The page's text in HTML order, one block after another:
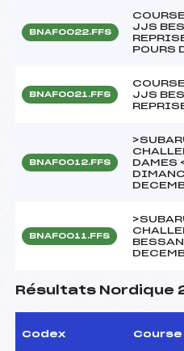
BNAF0022.FFS
JJS
POURS
BNAF0021.FFS
JJS
BNAF0012.FFS
DAMES
BNAF0011.FFS
Résultats Nordique
Codex Course